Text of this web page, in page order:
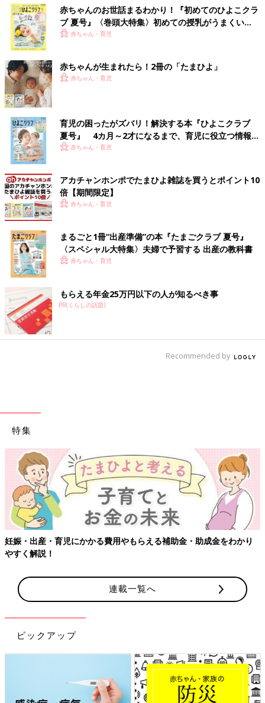
赤ちゃんのお世話まるわかり！『初めてのひよこクラ
ブ 夏号』〈巻頭大特集〉初めての授乳がうまくい
く！ おっぱい・ミルクの基本と夏のトラブル 解決テ
赤ちゃん・育児
赤ちゃんが生まれたら！2冊の「たまひよ」
赤ちゃん・育児
育児の困ったがズバリ！解決する本『ひよこクラブ
夏号』 4カ月～2才になるまで、育児に役立つ情報が
いっぱい！
赤ちゃん・育児
アカチャンホンポでたまひよ雑誌を買うとポイント10
倍【期間限定】
赤ちゃん・育児
まるごと1冊“出産準備”の本『たまごクラブ 夏号』
〈スペシャル大特集〉夫婦で予習する 出産の教科書
赤ちゃん・育児
もらえる年金25万円以下の人が知るべき事
PR(くらしの話題)
Recommended by
特集
妊娠・出産・育児にかかる費用やもらえる補助金・助成金をわかり
やすく解説！
連載一覧へ
ピックアップ